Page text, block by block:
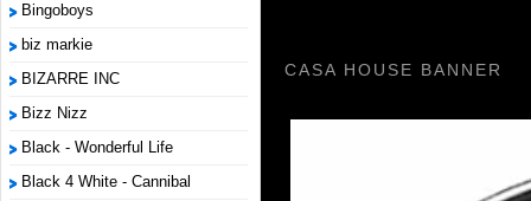
Bingoboys
biz markie
BIZARRE INC
Bizz Nizz
Black - Wonderful Life
Black 4 White - Cannibal
CASA HOUSE BANNER